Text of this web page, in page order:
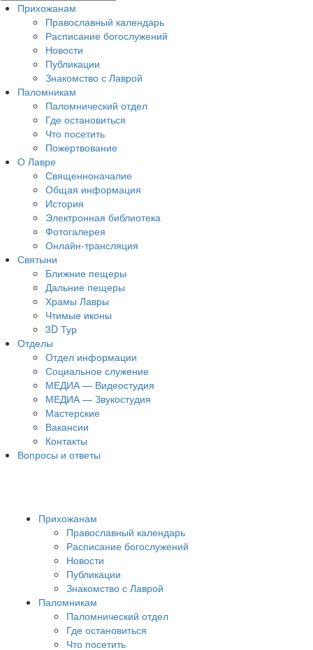
Прихожанам
Православный календарь
Расписание богослужений
Новости
Публикации
Знакомство с Лаврой
Паломникам
Паломнический отдел
Где остановиться
Что посетить
Пожертвование
О Лавре
Священноначалие
Общая информация
История
Электронная библиотека
Фотогалерея
Онлайн-трансляция
Святыни
Ближние пещеры
Дальние пещеры
Храмы Лавры
Чтимые иконы
3D Тур
Отделы
Отдел информации
Социальное служение
МЕДИА — Видеостудия
МЕДИА — Звукостудия
Мастерские
Вакансии
Контакты
Вопросы и ответы
Прихожанам
Православный календарь
Расписание богослужений
Новости
Публикации
Знакомство с Лаврой
Паломникам
Паломнический отдел
Где остановиться
Что посетить